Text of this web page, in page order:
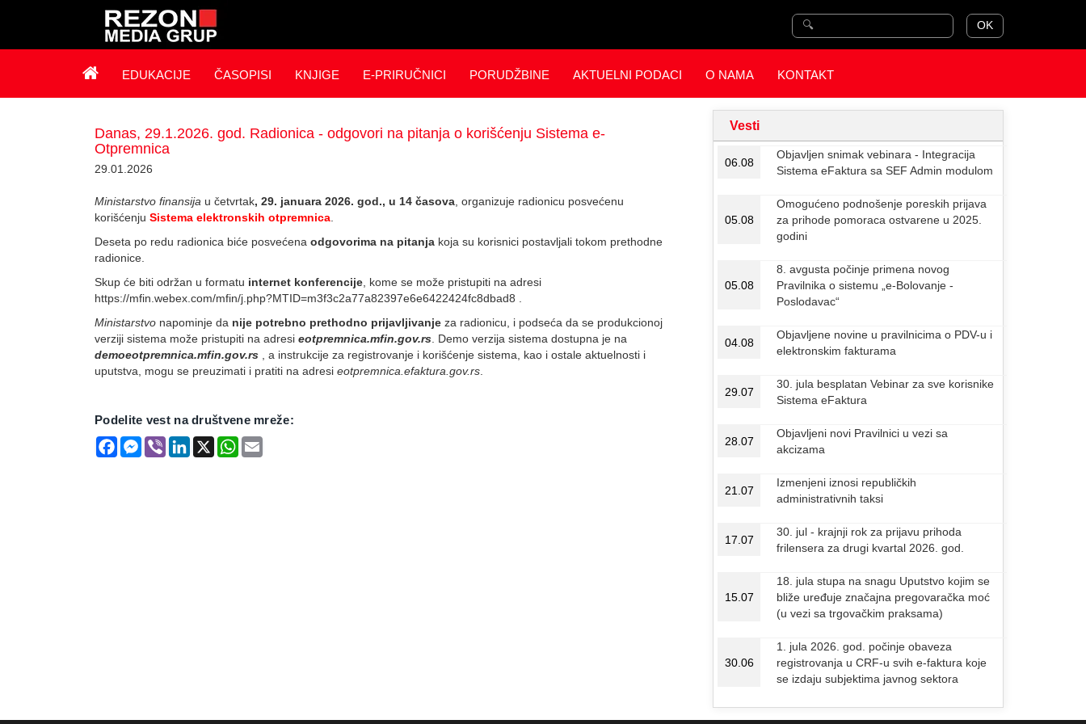
OK
EDUKACIJE ČASOPISI KNJIGE E-PRIRUČNICI PORUDŽBINE AKTUELNI PODACI O NAMA KONTAKT
Danas, 29.1.2026. god. Radionica - odgovori na pitanja o korišćenju Sistema e-
Otpremnica
29.01.2026
Ministarstvo finansija u četvrtak, 29. januara 2026. god., u 14 časova , organizuje radionicu posvećenu
korišćenju Sistema elektronskih otpremnica
Deseta po redu radionica biće posvećena odgovorima na pitanja koja su korisnici postavljali tokom prethodne
radionice.
Skup će biti održan u formatu internet konferencije , kome se može pristupiti na adresi
https://mfin.webex.com/mfin/j.php?MTID=m3f3c2a77a82397e6e6422424fc8dbad8 .
Ministarstvo napominje da nije potrebno prethodno prijavljivanje za radionicu, i podseća da se produkcionoj
verziji sistema može pristupiti na adresi eotpremnica.mfin.gov.rs . Demo verzija sistema dostupna je na
demoeotpremnica.mfin.gov.rs , a instrukcije za registrovanje i korišćenje sistema, kao i ostale aktuelnosti i
uputstva, mogu se preuzimati i pratiti na adresi eotpremnica.efaktura.gov.rs
Podelite vest na društvene mreže:
FacebookMessenger
Viber LinkedIn
X WhatsApp
Vesti
06.08
Objavljen snimak vebinara - Integracija
Sistema eFaktura sa SEF Admin modulom
05.08
Omogućeno podnošenje poreskih prijava
za prihode pomoraca ostvarene u 2025.
godini
05.08
8. avgusta počinje primena novog
Pravilnika o sistemu „e-Bolovanje -
Poslodavac“
04.08
Objavljene novine u pravilnicima o PDV-u i
elektronskim fakturama
29.07
30. jula besplatan Vebinar za sve korisnike
Sistema eFaktura
28.07
Objavljeni novi Pravilnici u vezi sa
akcizama
21.07
Izmenjeni iznosi republičkih
administrativnih taksi
17.07
30. jul - krajnji rok za prijavu prihoda
frilensera za drugi kvartal 2026. god.
15.07
18. jula stupa na snagu Uputstvo kojim se
bliže uređuje značajna pregovaračka moć
(u vezi sa trgovačkim praksama)
30.06
1. jula 2026. god. počinje obaveza
registrovanja u CRF-u svih e-faktura koje
se izdaju subjektima javnog sektora